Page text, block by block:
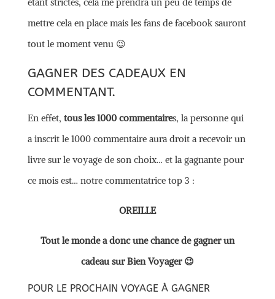
mettre cela en place mais les fans de facebook sauront
tout le moment venu 😉
GAGNER DES CADEAUX EN
COMMENTANT.
En effet, tous les 1000 commentaires, la personne qui
a inscrit le 1000 commentaire aura droit a recevoir un
livre sur le voyage de son choix… et la gagnante pour
ce mois est… notre commentatrice top 3 :
OREILLE
Tout le monde a donc une chance de gagner un
cadeau sur Bien Voyager 😉
POUR LE PROCHAIN VOYAGE À GAGNER